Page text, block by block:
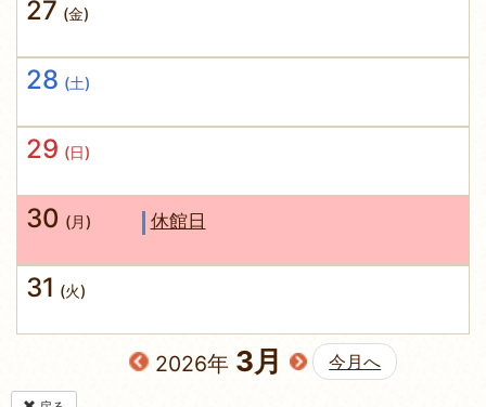
27 (金)
28 (土)
29 (日)
30 (月) 休館日
31 (火)
2026年 3月 今月へ